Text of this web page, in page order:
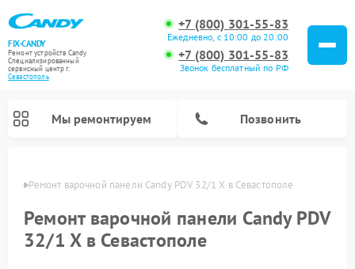
FIX-CANDY
Ремонт устройств Candy
Специализированный
cервисный центр г.
Севастополь
+7 (800) 301-55-83
Ежедневно, с 10:00 до 20:00
+7 (800) 301-55-83
Звонок бесплатный по РФ
Мы ремонтируем Позвонить
Ремонт варочной панели Candy PDV 32/1 X в Севастополе
Ремонт варочной панели Candy PDV
32/1 X в Севастополе